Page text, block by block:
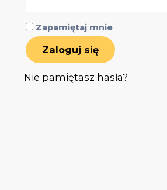
Zapamiętaj mnie
Zaloguj się
Nie pamiętasz hasła?